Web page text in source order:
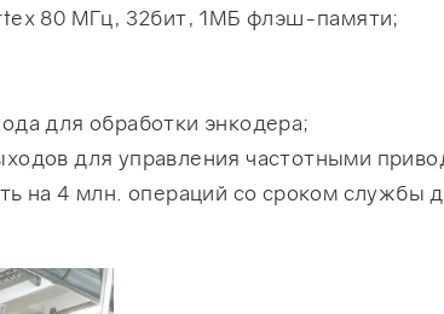
80 МГц, 32бит, 1МБ флэш-памяти;
для обработки энкодера;
для управления частотными
на 4 млн. операций со сроком службы